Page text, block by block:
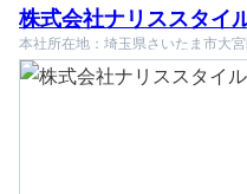
株式会社ナリススタイ
本社所在地：埼玉県さいたま市大